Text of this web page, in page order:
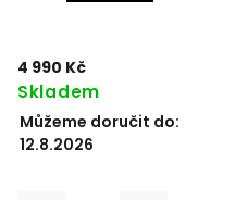
4 990 Kč
Skladem
Můžeme doručit do:
12.8.2026